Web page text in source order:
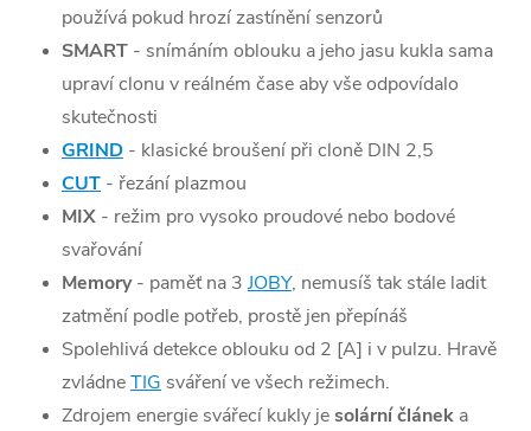
používá pokud hrozí zastínění senzorů
SMART - snímáním oblouku a jeho jasu kukla sama
upraví clonu v reálném čase aby vše odpovídalo
skutečnosti
GRIND - klasické broušení při cloně DIN 2,5
CUT - řezání plazmou
MIX - režim pro vysoko proudové nebo bodové
svařování
Memory- paměť na 3 JOBY, nemusíš tak stále ladit
zatmění podle potřeb, prostě jen přepínáš
Spolehlivá detekce oblouku od 2 [A] i v pulzu. Hravě
zvládneTIG sváření ve všech režimech.
Zdrojem energie svářecí kukly jesolární článek a